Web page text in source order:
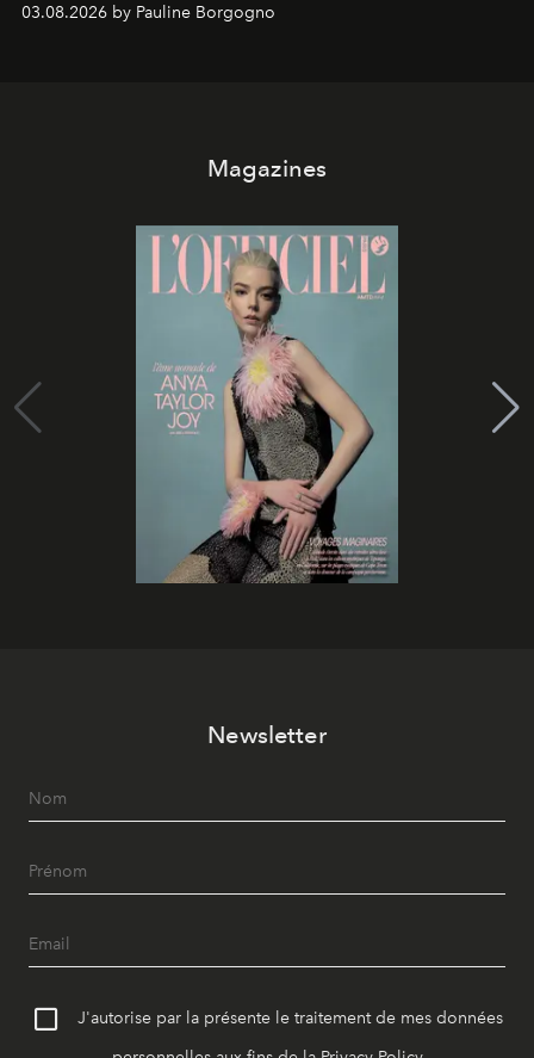
03.08.2026 by Pauline Borgogno
Magazines
Newsletter
J'autorise par la présente le traitement de mes données